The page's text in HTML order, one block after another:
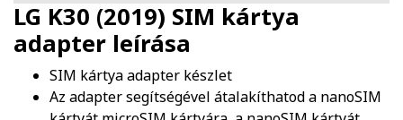
LG K30 (2019) SIM kártya
adapter leírása
SIM kártya adapter készlet
Az adapter segítségével átalakíthatod a nanoSIM